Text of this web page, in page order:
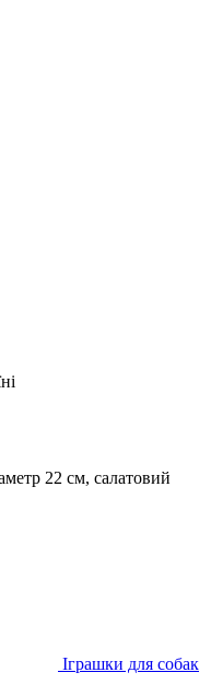
22 см, салатовий
Іграшки для собак